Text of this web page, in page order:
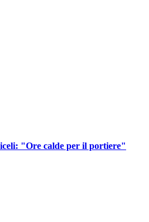
"Ore calde per il portiere"